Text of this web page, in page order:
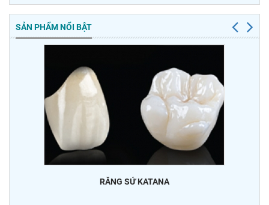
SẢN PHẨM NỔI BẬT
RĂNG SỨ KATANA